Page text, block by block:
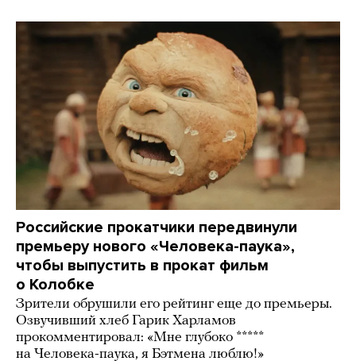
Российские прокатчики передвинули
премьеру нового «Человека-паука»,
чтобы выпустить в прокат фильм
о Колобке
Зрители обрушили его рейтинг еще до премьеры.
Озвучивший хлеб Гарик Харламов
прокомментировал: «Мне глубоко *****
на Человека-паука, я Бэтмена люблю!»